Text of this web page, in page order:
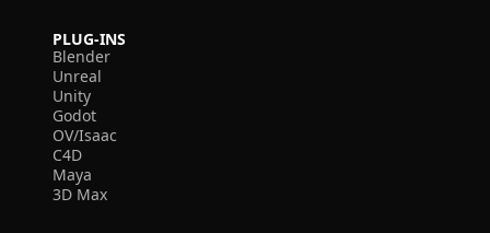
PLUG-INS
Blender
Unreal
Unity
Godot
OV/Isaac
C4D
Maya
3D Max